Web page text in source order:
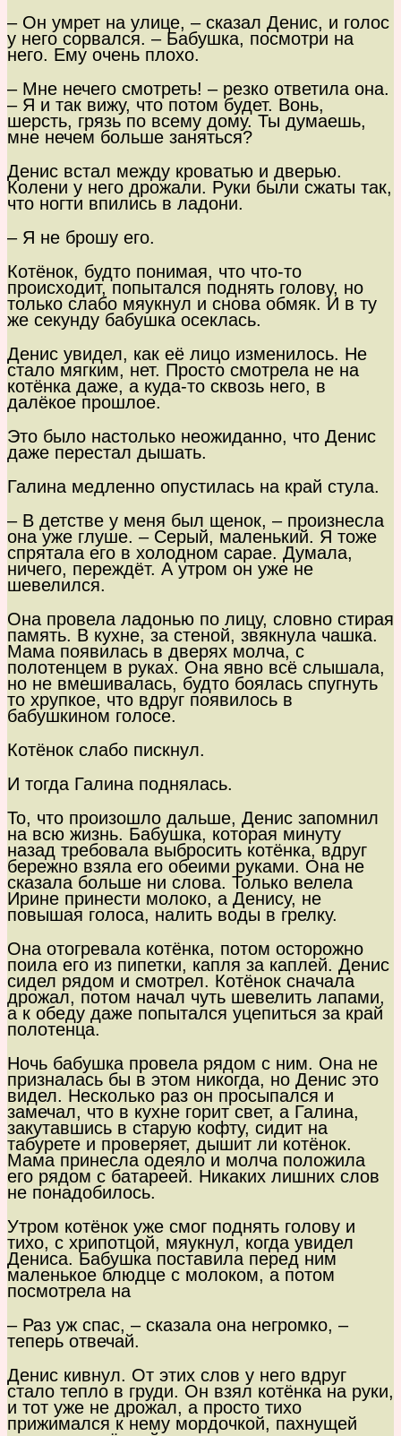
– Он умрет на улице, – сказал Денис, и голос
у него сорвался. – Бабушка, посмотри на
него. Ему очень плохо.
– Мне нечего смотреть! – резко ответила она.
– Я и так вижу, что потом будет. Вонь,
шерсть, грязь по всему дому. Ты думаешь,
мне нечем больше заняться?
Денис встал между кроватью и дверью.
Колени у него дрожали. Руки были сжаты так,
что ногти впились в ладони.
– Я не брошу его.
Котёнок, будто понимая, что что-то
происходит, попытался поднять голову, но
только слабо мяукнул и снова обмяк. И в ту
же секунду бабушка осеклась.
Денис увидел, как её лицо изменилось. Не
стало мягким, нет. Просто смотрела не на
котёнка даже, а куда-то сквозь него, в
далёкое прошлое.
Это было настолько неожиданно, что Денис
даже перестал дышать.
Галина медленно опустилась на край стула.
– В детстве у меня был щенок, – произнесла
она уже глуше. – Серый, маленький. Я тоже
спрятала его в холодном сарае. Думала,
ничего, переждёт. А утром он уже не
шевелился.
Она провела ладонью по лицу, словно стирая
память. В кухне, за стеной, звякнула чашка.
Мама появилась в дверях молча, с
полотенцем в руках. Она явно всё слышала,
но не вмешивалась, будто боялась спугнуть
то хрупкое, что вдруг появилось в
бабушкином голосе.
Котёнок слабо пискнул.
И тогда Галина поднялась.
То, что произошло дальше, Денис запомнил
на всю жизнь. Бабушка, которая минуту
назад требовала выбросить котёнка, вдруг
бережно взяла его обеими руками. Она не
сказала больше ни слова. Только велела
Ирине принести молоко, а Денису, не
повышая голоса, налить воды в грелку.
Она отогревала котёнка, потом осторожно
поила его из пипетки, капля за каплей. Денис
сидел рядом и смотрел. Котёнок сначала
дрожал, потом начал чуть шевелить лапами,
а к обеду даже попытался уцепиться за край
полотенца.
Ночь бабушка провела рядом с ним. Она не
призналась бы в этом никогда, но Денис это
видел. Несколько раз он просыпался и
замечал, что в кухне горит свет, а Галина,
закутавшись в старую кофту, сидит на
табурете и проверяет, дышит ли котёнок.
Мама принесла одеяло и молча положила
его рядом с батареей. Никаких лишних слов
не понадобилось.
Утром котёнок уже смог поднять голову и
тихо, с хрипотцой, мяукнул, когда увидел
Дениса. Бабушка поставила перед ним
маленькое блюдце с молоком, а потом
посмотрела на
– Раз уж спас, – сказала она негромко, –
теперь отвечай.
Денис кивнул. От этих слов у него вдруг
стало тепло в груди. Он взял котёнка на руки,
и тот уже не дрожал, а просто тихо
прижимался к нему мордочкой, пахнущей